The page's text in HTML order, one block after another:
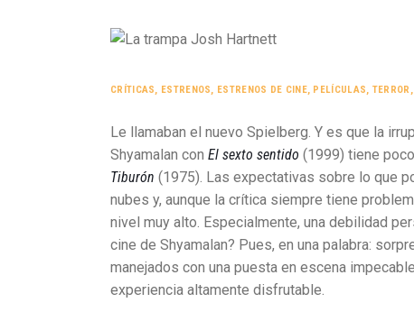
CRÍTICAS, ESTRENOS, ESTRENOS DE CINE, PELÍCULAS, TERROR
Le llamaban el nuevo Spielberg. Y es que la
Shyamalan con El sexto sentido (1999) tiene
Tiburón (1975). Las expectativas sobre lo que
nubes y, aunque la crítica siempre tiene
nivel muy alto. Especialmente, una debilidad
cine de Shyamalan? Pues, en una palabra:
manejados con una puesta en escena
experiencia altamente disfrutable.